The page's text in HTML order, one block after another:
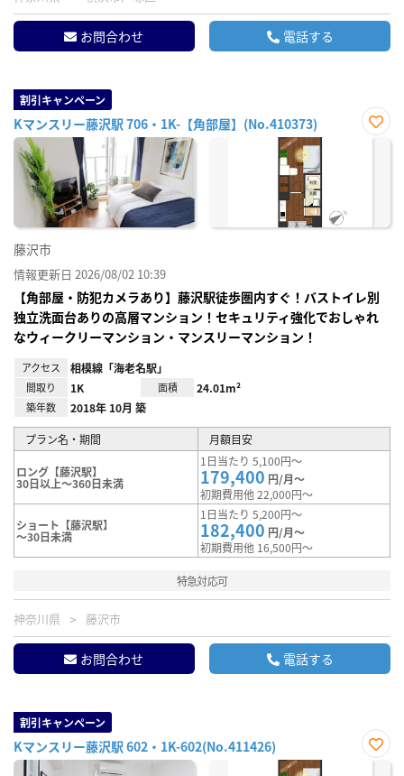
お問合わせ 電話する
割引キャンペーン
Kマンスリー藤沢駅 706・1K-【角部屋】(No.410373)
お気
藤沢市
情報更新日 2026/08/02 10:39
【角部屋・防犯カメラあり】藤沢駅徒歩圏内すぐ！バストイレ別
独立洗面台ありの高層マンション！セキュリティ強化でおしゃれ
なウィークリーマンション・マンスリーマンション！
アクセス 相模線「海老名駅」
間取り 1K 面積 24.01m²
築年数 2018年 10月 築
プラン名・期間 月額目安
ロング【藤沢駅】
30日以上～360日未満
1日当たり 5,100円～
179,400 円/月～
初期費用他 22,000円～
ショート【藤沢駅】
～30日未満
1日当たり 5,200円～
182,400 円/月～
初期費用他 16,500円～
特急対応可
神奈川県 藤沢市
お問合わせ 電話する
割引キャンペーン
Kマンスリー藤沢駅 602・1K-602(No.411426)
お気